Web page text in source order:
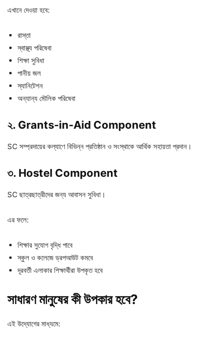
এখানে দেওয়া হবে:
রাস্তা
স্বাস্থ্য পরিষেবা
শিক্ষা সুবিধা
পানীয় জল
স্যানিটেশন
অন্যান্য মৌলিক পরিষেবা
২. Grants-in-Aid Component
SC সম্প্রদায়ের কল্যাণে বিভিন্ন প্রতিষ্ঠান ও সংস্থাকে আর্থিক সহায়তা প্রদান।
৩. Hostel Component
SC ছাত্রছাত্রীদের জন্য আবাসন সুবিধা।
এর ফলে:
শিক্ষার সুযোগ বৃদ্ধি পাবে
স্কুল ও কলেজে ড্রপআউট কমবে
দূরবর্তী এলাকার শিক্ষার্থীরা উপকৃত হবে
সাধারণ মানুষের কী উপকার হবে?
এই উদ্যোগের মাধ্যমে: